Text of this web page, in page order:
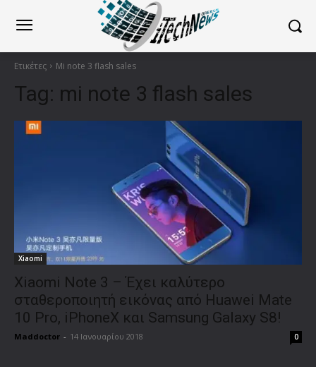
Ετικέτες Mi note 3 flash sales
Tag: mi note 3 flash sales
Xiaomi
Xiaomi Note 3 – Έχει καλύτερο
σταθεροποιητή εικόνας από Huawei Mate
10 Pro, iPhoneX και Samsung Galaxy S8!
Maddoctor - 14 Ιανουαρίου 2018 0